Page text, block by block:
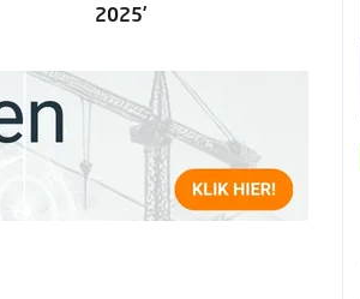
2025’
TECHNOLOGIE 5 AUGUSTUS 2026
Eigen webapp steeds belangrijker voor